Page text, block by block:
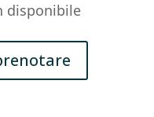
disponibile